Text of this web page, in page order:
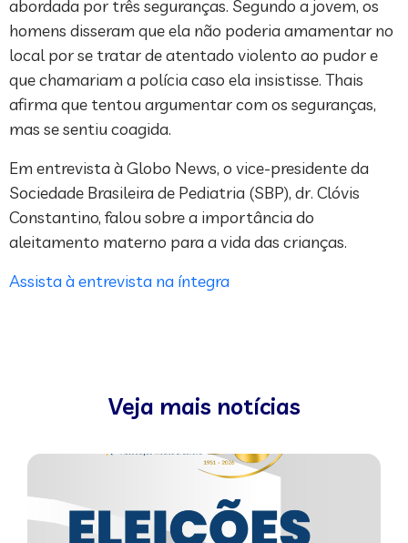
abordada por três seguranças. Segundo a jovem, os
homens disseram que ela não poderia amamentar no
local por se tratar de atentado violento ao pudor e
que chamariam a polícia caso ela insistisse. Thais
afirma que tentou argumentar com os seguranças,
mas se sentiu coagida.
Em entrevista à Globo News, o vice-presidente da
Sociedade Brasileira de Pediatria (SBP), dr. Clóvis
Constantino, falou sobre a importância do
aleitamento materno para a vida das crianças.
Assista à entrevista na íntegra
Veja mais notícias